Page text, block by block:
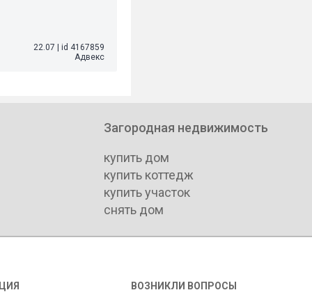
22.07
id 4167859
Адвекс
Загородная недвижимость
купить дом
купить коттедж
купить участок
снять дом
ВОЗНИКЛИ ВОПРОСЫ